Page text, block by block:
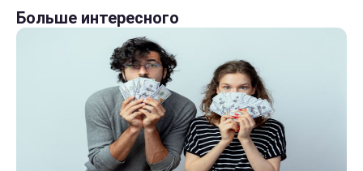
Больше интересного